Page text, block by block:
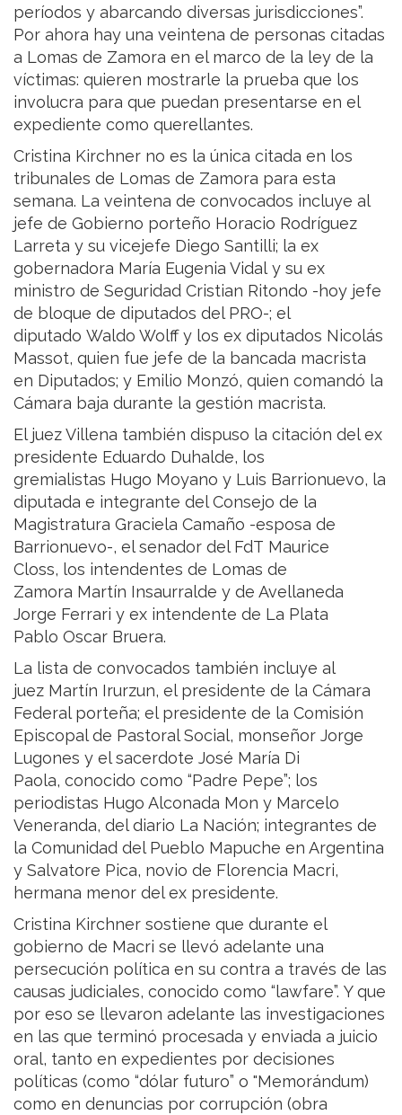
períodos y abarcando diversas jurisdicciones”.
Por ahora hay una veintena de personas citadas
a Lomas de Zamora en el marco de la ley de la
víctimas: quieren mostrarle la prueba que los
involucra para que puedan presentarse en el
expediente como querellantes.
Cristina Kirchner no es la única citada en los
tribunales de Lomas de Zamora para esta
semana. La veintena de convocados incluye al
jefe de Gobierno porteño Horacio Rodríguez
Larreta y su vicejefe Diego Santilli; la ex
gobernadora María Eugenia Vidal y su ex
ministro de Seguridad Cristian Ritondo -hoy jefe
de bloque de diputados del PRO-; el
diputado Waldo Wolff y los ex diputados Nicolás
Massot, quien fue jefe de la bancada macrista
en Diputados; y Emilio Monzó, quien comandó la
Cámara baja durante la gestión macrista.
El juez Villena también dispuso la citación del ex
presidente Eduardo Duhalde, los
gremialistas Hugo Moyano y Luis Barrionuevo, la
diputada e integrante del Consejo de la
Magistratura Graciela Camaño -esposa de
Barrionuevo-, el senador del FdT Maurice
Closs, los intendentes de Lomas de
Zamora Martín Insaurralde y de Avellaneda
Jorge Ferrari y ex intendente de La Plata
Pablo Oscar Bruera.
La lista de convocados también incluye al
juez Martín Irurzun, el presidente de la Cámara
Federal porteña; el presidente de la Comisión
Episcopal de Pastoral Social, monseñor Jorge
Lugones y el sacerdote José María Di
Paola, conocido como “Padre Pepe”; los
periodistas Hugo Alconada Mon y Marcelo
Veneranda, del diario La Nación; integrantes de
la Comunidad del Pueblo Mapuche en Argentina
y Salvatore Pica, novio de Florencia Macri,
hermana menor del ex presidente.
Cristina Kirchner sostiene que durante el
gobierno de Macri se llevó adelante una
persecución política en su contra a través de las
causas judiciales, conocido como “lawfare”. Y que
por eso se llevaron adelante las investigaciones
en las que terminó procesada y enviada a juicio
oral, tanto en expedientes por decisiones
políticas (como “dólar futuro” o "Memorándum)
como en denuncias por corrupción (obra